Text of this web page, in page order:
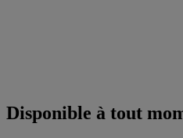
Disponible à tout